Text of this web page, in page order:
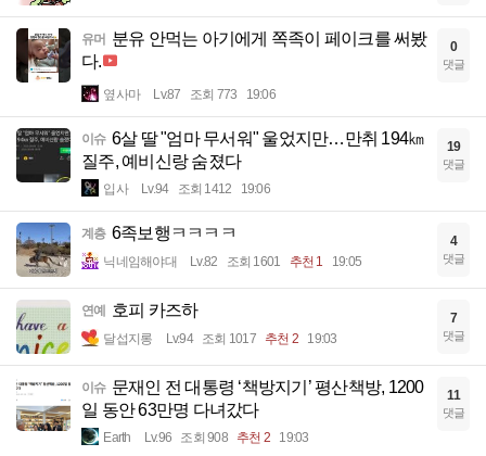
유머 분유 안먹는 아기에게 쪽족이 페이크를 써봤
다.
옆사마 Lv.87 조회 773 19:06
0
댓글
이슈 6살 딸 "엄마 무서워" 울었지만…만취 194㎞
질주, 예비신랑 숨졌다
입사 Lv.94 조회 1412 19:06
19
댓글
계층 6족보행ㅋㅋㅋㅋ
닉네임해야대 Lv.82 조회 1601 추천 1 19:05
4
댓글
연예 호피 카즈하
달섭지롱 Lv.94 조회 1017 추천 2 19:03
7
댓글
이슈 문재인 전 대통령 ‘책방지기’ 평산책방, 1200
일 동안 63만명 다녀갔다
Earth Lv.96 조회 908 추천 2 19:03
11
댓글